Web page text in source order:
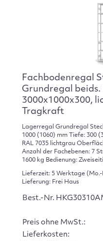
Fachbodenregal
Grundregal beids.
3000x1000x300,
Tragkraft
Lagerregal Grundregal
1000 (1060) mm Tiefe: 300
RAL 7035 lichtgrau
Anzahl der Fachebenen: 7
1600 kg Bedienung:
Lieferzeit: 5 Werktage (Mo.-
Lieferung: Frei Haus
Best.-Nr.
Preis ohne MwSt.:
Lieferkosten: